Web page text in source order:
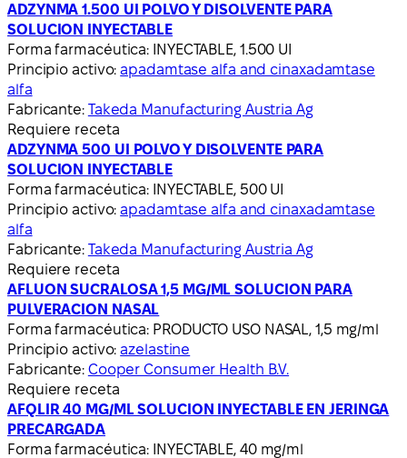
ADZYNMA 1.500 UI POLVO Y DISOLVENTE PARA
SOLUCION INYECTABLE
Forma farmacéutica: INYECTABLE, 1.500 UI
Principio activo:apadamtase alfa and cinaxadamtase
alfa
Fabricante: Takeda Manufacturing Austria Ag
Requiere receta
ADZYNMA 500 UI POLVO Y DISOLVENTE PARA
SOLUCION INYECTABLE
Forma farmacéutica: INYECTABLE, 500 UI
Principio activo:apadamtase alfa and cinaxadamtase
alfa
Fabricante: Takeda Manufacturing Austria Ag
Requiere receta
AFLUON SUCRALOSA 1,5 MG/ML SOLUCION PARA
PULVERACION NASAL
Forma farmacéutica: PRODUCTO USO NASAL, 1,5 mg/ml
Principio activo:azelastine
Fabricante: Cooper Consumer Health B.V.
Requiere receta
AFQLIR 40 MG/ML SOLUCION INYECTABLE EN JERINGA
PRECARGADA
Forma farmacéutica: INYECTABLE, 40 mg/ml